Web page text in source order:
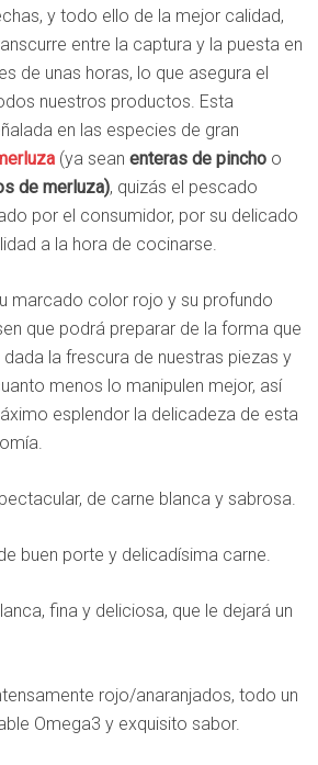
y todo ello de la mejor calidad,
entre la captura y la puesta en
de unas horas, lo que asegura el
nuestros productos. Esta
en las especies de gran
(ya sean enteras de pincho o
de merluza), quizás el pescado
por el consumidor, por su delicado
a la hora de cocinarse.
marcado color rojo y su profundo
que podrá preparar de la forma que
la frescura de nuestras piezas y
menos lo manipulen mejor, así
esplendor la delicadeza de esta
de carne blanca y sabrosa.
buen porte y delicadísima carne.
fina y deliciosa, que le dejará un
rojo/anaranjados, todo un
Omega3 y exquisito sabor.